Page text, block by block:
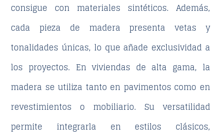
consigue con materiales sintéticos. Además,
cada pieza de madera presenta vetas y
tonalidades únicas, lo que añade exclusividad a
los proyectos. En viviendas de alta gama, la
madera se utiliza tanto en pavimentos como en
revestimientos o mobiliario. Su versatilidad
permite integrarla en estilos clásicos,